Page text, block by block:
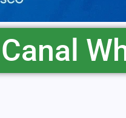
Canal